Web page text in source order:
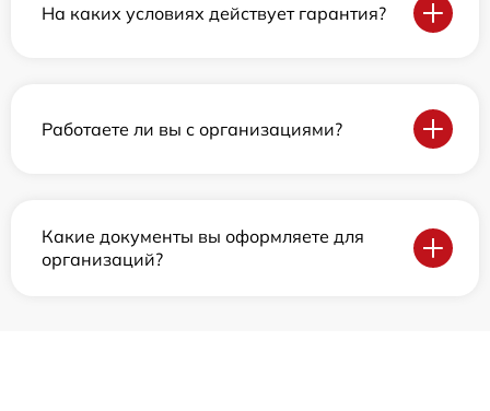
На каких условиях действует гарантия?
Работаете ли вы с организациями?
Какие документы вы оформляете для
организаций?